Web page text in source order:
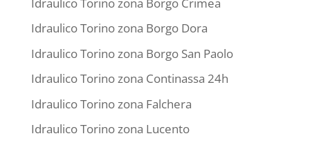
Idraulico Torino zona Borgo Dora
Idraulico Torino zona Borgo San Paolo
Idraulico Torino zona Continassa 24h
Idraulico Torino zona Falchera
Idraulico Torino zona Lucento